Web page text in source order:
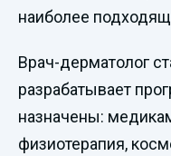
наиболее
Врач-дерматолог
разрабатывает
назначены:
физиотерапия,